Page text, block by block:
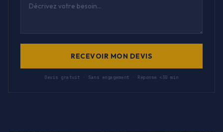
RECEVOIR MON DEVIS
Devis gratuit · Sans engagement · Réponse <30 min